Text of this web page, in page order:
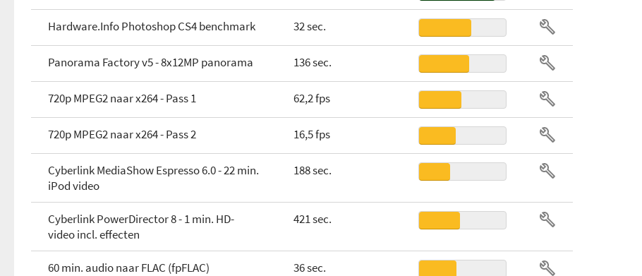
Hardware.Info Photoshop CS4 benchmark 32 sec.
Panorama Factory v5 - 8x12MP panorama 136 sec.
720p MPEG2 naar x264 - Pass 1 62,2 fps
720p MPEG2 naar x264 - Pass 2 16,5 fps
Cyberlink MediaShow Espresso 6.0 - 22 min.
iPod video
188 sec.
Cyberlink PowerDirector 8 - 1 min. HD-
video incl. effecten
421 sec.
60 min. audio naar FLAC (fpFLAC) 36 sec.